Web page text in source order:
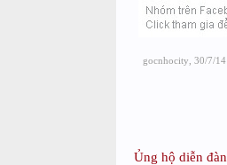
gocnhocity 30/7/14
Ủng hộ diễn đàn